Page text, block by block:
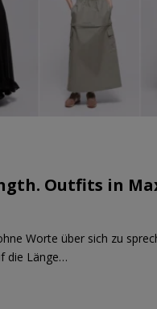
Outfits in
Worte über sich zu
die Länge…